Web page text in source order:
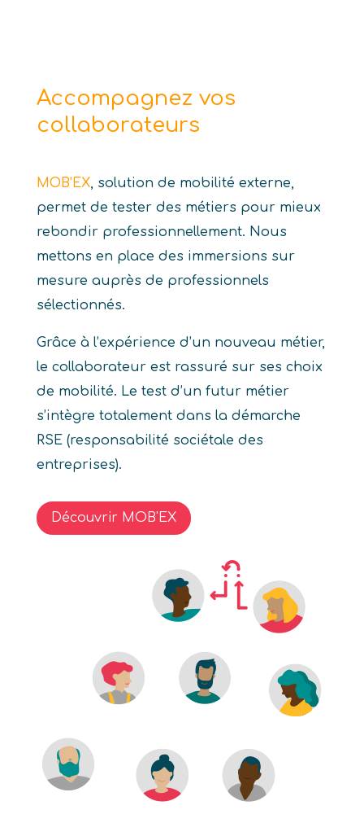
Accompagnez vos
collaborateurs
MOB’EX, solution de mobilité externe,
permet de tester des métiers pour mieux
rebondir professionnellement. Nous
mettons en place des immersions sur
mesure auprès de professionnels
sélectionnés.
Grâce à l’expérience d’un nouveau métier,
le collaborateur est rassuré sur ses choix
de mobilité. Le test d’un futur métier
s’intègre totalement dans la démarche
RSE (responsabilité sociétale des
entreprises).
Découvrir MOB'EX